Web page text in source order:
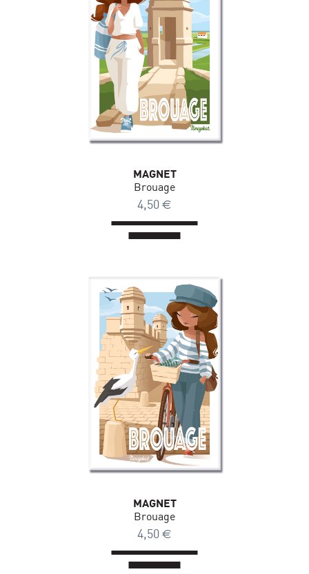
MAGNET
Brouage
4,50 €
MAGNET
Brouage
4,50 €